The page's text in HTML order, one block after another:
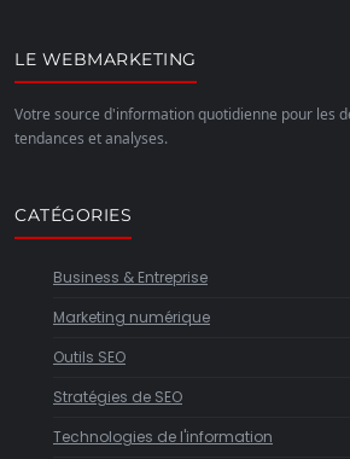
LE WEBMARKETING
Votre source d'information quotidienne pour les
tendances et analyses.
CATÉGORIES
Business & Entreprise
Marketing numérique
Outils SEO
Stratégies de SEO
Technologies de l'information